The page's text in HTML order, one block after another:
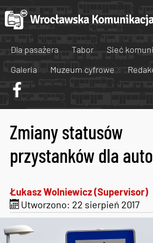
Dla pasażera Tabor
Sieć
Galeria
Muzeum cyfrowe
Zmiany statusów
przystanków dla
Łukasz Wolniewicz (Supervisor)
Utworzono: 22 sierpień 2017